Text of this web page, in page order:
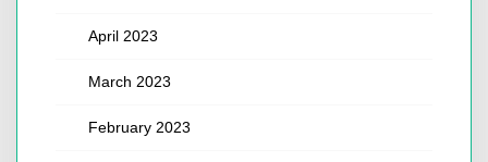
April 2023
March 2023
February 2023